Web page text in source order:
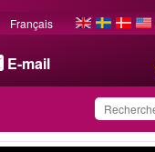
E-mail
Français